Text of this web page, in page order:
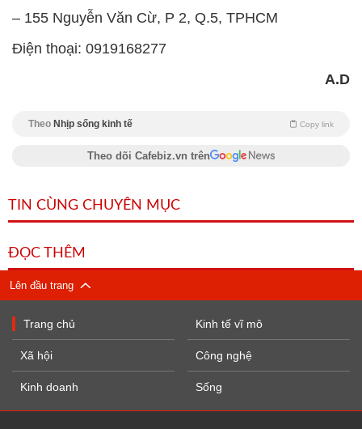
– 155 Nguyễn Văn Cừ, P 2, Q.5, TPHCM
Điện thoại: 0919168277
A.D
Theo Nhịp sống kinh tế Copy link
Theo dõi Cafebiz.vn trên
TIN CÙNG CHUYÊN MỤC
ĐỌC THÊM
Lên đầu trang
Trang chủ
Xã hội
Kinh doanh
Kinh tế vĩ mô
Công nghệ
Sống